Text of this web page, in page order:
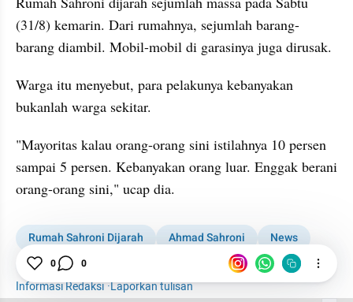
(31/8) kemarin. Dari rumahnya, sejumlah barang-
barang diambil. Mobil-mobil di garasinya juga dirusak.
Warga itu menyebut, para pelakunya kebanyakan
bukanlah warga sekitar.
"Mayoritas kalau orang-orang sini istilahnya 10 persen
sampai 5 persen. Kebanyakan orang luar. Enggak berani
orang-orang sini," ucap dia.
Rumah Sahroni Dijarah Ahmad Sahroni
News
Penjarahan
Informasi Redaksi·Laporkan tulisan
0 0